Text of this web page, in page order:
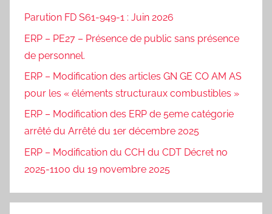
Parution FD S61-949-1 : Juin 2026
ERP – PE27 – Présence de public sans présence
de personnel.
ERP – Modification des articles GN GE CO AM AS
pour les « éléments structuraux combustibles »
ERP – Modification des ERP de 5eme catégorie
arrêté du Arrêté du 1er décembre 2025
ERP – Modification du CCH du CDT Décret no
2025-1100 du 19 novembre 2025